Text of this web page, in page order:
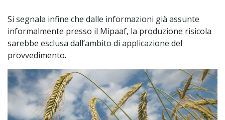
Si segnala infine che dalle informazioni già assunte
informalmente presso il Mipaaf, la produzione risicola
sarebbe esclusa dall’ambito di applicazione del
provvedimento.